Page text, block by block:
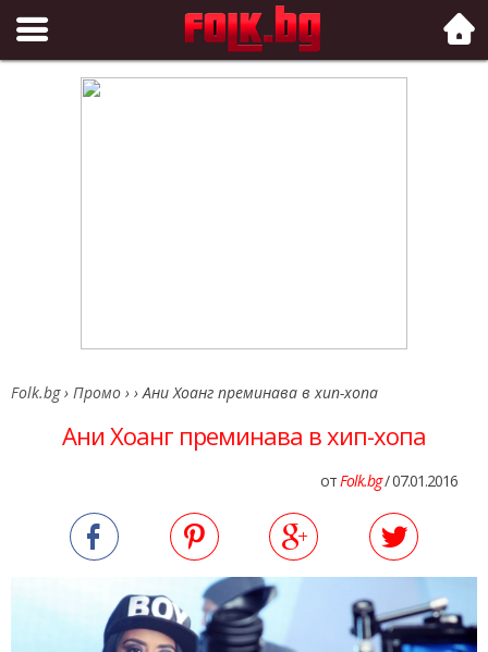
Folk.bg
Folk.bg › Промо › ›Ани Хоанг преминава в хип-хопа
Ани Хоанг преминава в хип-хопа
отFolk.bg/ 07.01.2016